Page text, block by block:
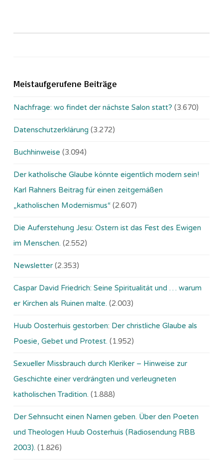
Meistaufgerufene Beiträge
Nachfrage: wo findet der nächste Salon statt? (3.670)
Datenschutzerklärung (3.272)
Buchhinweise (3.094)
Der katholische Glaube könnte eigentlich modern sein!
Karl Rahners Beitrag für einen zeitgemäßen
„katholischen Modernismus“ (2.607)
Die Auferstehung Jesu: Ostern ist das Fest des Ewigen
im Menschen. (2.552)
Newsletter (2.353)
Caspar David Friedrich: Seine Spiritualität und … warum
er Kirchen als Ruinen malte. (2.003)
Huub Oosterhuis gestorben: Der christliche Glaube als
Poesie, Gebet und Protest. (1.952)
Sexueller Missbrauch durch Kleriker – Hinweise zur
Geschichte einer verdrängten und verleugneten
katholischen Tradition. (1.888)
Der Sehnsucht einen Namen geben. Über den Poeten
und Theologen Huub Oosterhuis (Ra­dio­sen­dung RBB
2003). (1.826)